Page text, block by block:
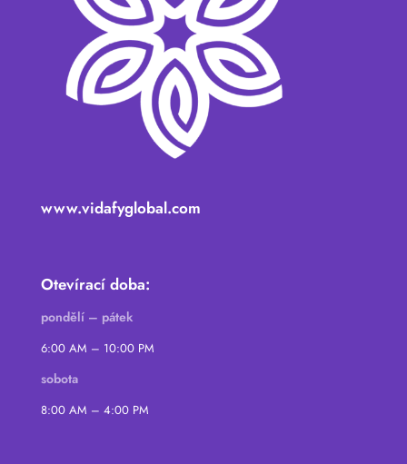
www.vidafyglobal.com
Otevírací doba:
pondělí – pátek
6:00 AM – 10:00 PM
sobota
8:00 AM – 4:00 PM